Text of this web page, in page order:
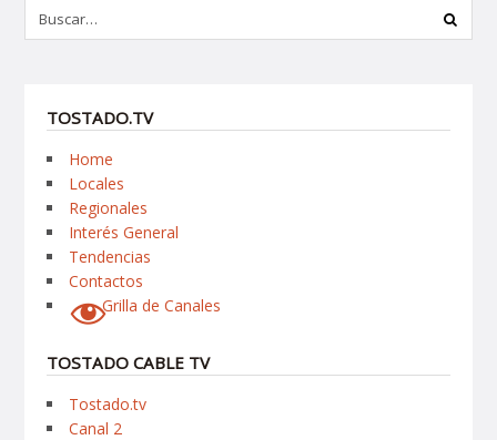
TOSTADO.TV
Home
Locales
Regionales
Interés General
Tendencias
Contactos
Grilla de Canales
TOSTADO CABLE TV
Tostado.tv
Canal 2